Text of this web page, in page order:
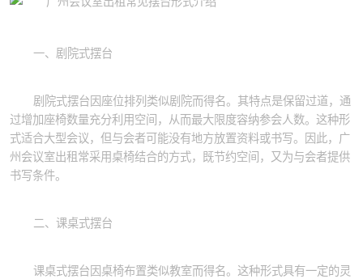
一、剧院式摆台
剧院式摆台因座位排列类似剧院而得名。其特点是保留过道，通
过增加座椅数量充分利用空间，从而最大限度容纳参会人数。这种形
式适合大型会议，但与会者可能没有地方放置资料或书写。因此，广
州会议室出租常采用桌椅结合的方式，既节约空间，又为与会者提供
书写条件。
二、课桌式摆台
课桌式摆台因桌椅布置类似教室而得名。这种形式具有一定的灵